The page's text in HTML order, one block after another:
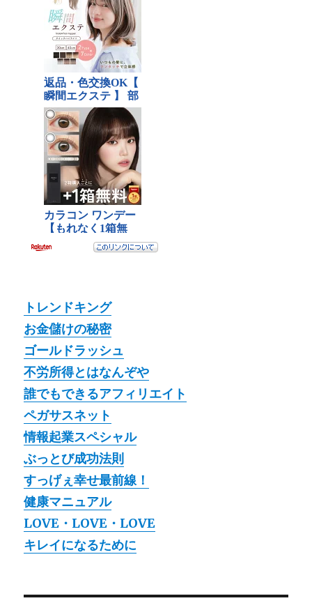
トレンドキング
お金儲けの秘密
ゴールドラッシュ
不労所得とはなんぞや
誰でもできるアフィリエイト
ペガサスネット
情報起業スペシャル
ぶっとび成功法則
すっげぇ幸せ最前線！
健康マニュアル
LOVE・LOVE・LOVE
キレイになるために